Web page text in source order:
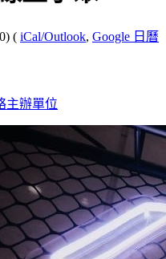
( iCal/Outlook, Google 日曆
主辦單位